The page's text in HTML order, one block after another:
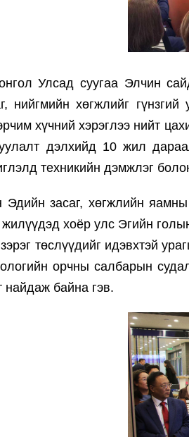
Улсад суугаа Элчин
нийгмийн хөгжлийг
хүчний хэрэглээ нийт
дэлхийд 10 жил
техникийн дэмжлэг
засаг, хөгжлийн
жилүүдэд хоёр улс Эгийн
төслүүдийг идэвхтэй
орчны салбарын
найдаж байна гэв.